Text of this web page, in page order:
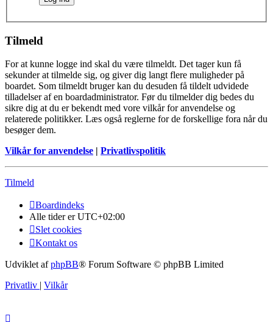
Tilmeld
For at kunne logge ind skal du være tilmeldt. Det tager kun få
sekunder at tilmelde sig, og giver dig langt flere muligheder på
boardet. Som tilmeldt bruger kan du desuden få tildelt udvidede
tilladelser af en boardadministrator. Før du tilmelder dig bedes du
sikre dig at du er bekendt med vore vilkår for anvendelse og
relaterede politikker. Læs også reglerne for de forskellige fora når du
besøger dem.
Vilkår for anvendelse | Privatlivspolitik
Tilmeld
Boardindeks
Alle tider erUTC+02:00
Slet cookies
Kontakt os
Udviklet afphpBB® Forum Software © phpBB Limited
Privatliv | Vilkår